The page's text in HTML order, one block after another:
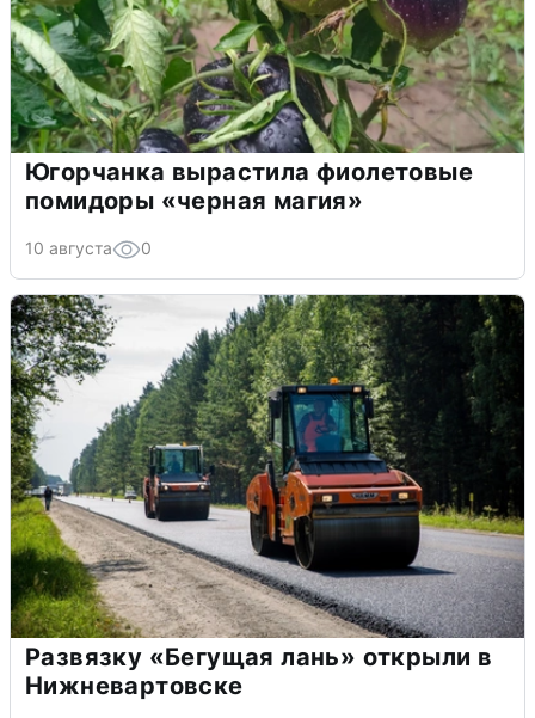
Югорчанка вырастила фиолетовые
помидоры «черная магия»
10 августа 0
Развязку «Бегущая лань» открыли в
Нижневартовске